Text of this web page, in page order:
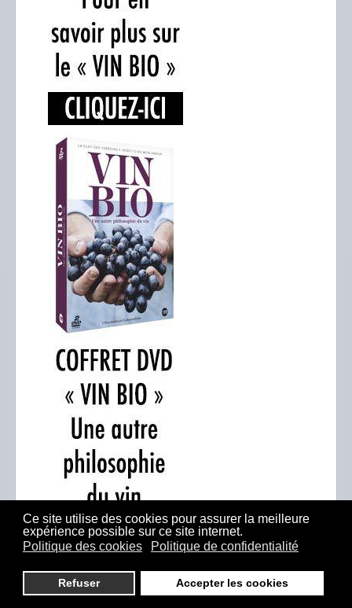
Ce site utilise des cookies pour assurer la meilleure
expérience possible sur ce site internet.
Politique des cookies
Politique de confidentialité
Refuser Accepter les cookies
ARTICLES RÉCENTS